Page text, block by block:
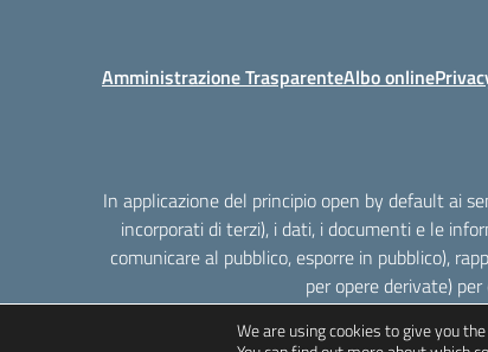
Amministrazione TrasparenteAlbo online
In applicazione del principio open by default ai
incorporati di terzi), i dati, i documenti e le
comunicare al pubblico, esporre in pubblico),
per opere derivate)
We are using cookies to give you